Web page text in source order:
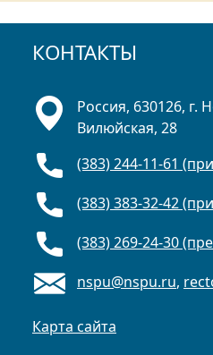
КОНТАКТЫ
Россия, 630126, г.
Вилюйская, 28
(383) 244-11-61
(383) 383-32-42
(383) 269-24-30
nspu@nspu.ru,
Карта сайта